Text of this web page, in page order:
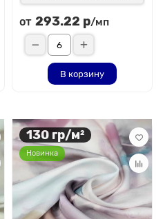
от 293.22 р/мп
В корзину
130 гр/м²
Новинка